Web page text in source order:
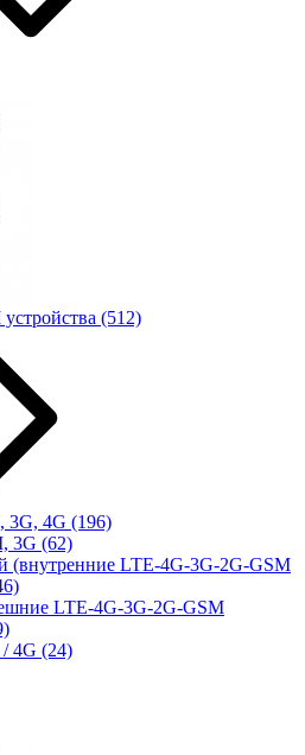
(512)
3G, 4G (196)
3G (62)
(внутренние LTE-4G-3G-2G-GSM
LTE-4G-3G-2G-GSM
4G (24)